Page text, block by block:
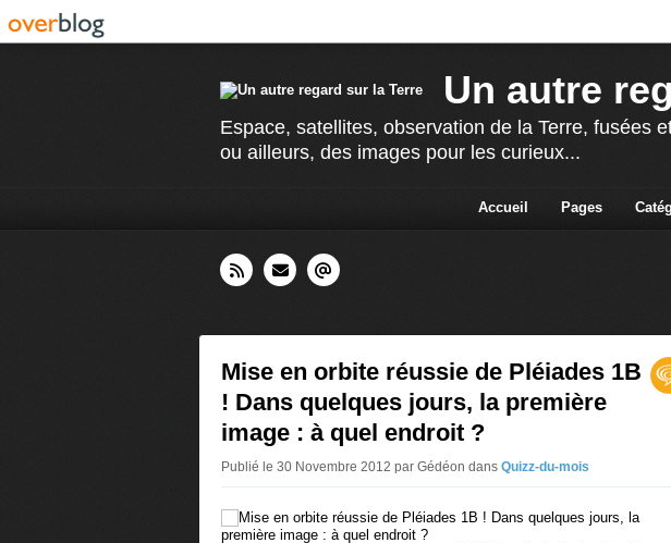
Un autre
Espace, satellites, observation de la Terre, fusées
ou ailleurs, des images pour les curieux...
Accueil Pages
Mise en orbite réussie de Pléiades 1B
! Dans quelques jours, la première
image : à quel endroit ?
Publié le 30 Novembre 2012 par Gédéon dans Quizz-du-mois